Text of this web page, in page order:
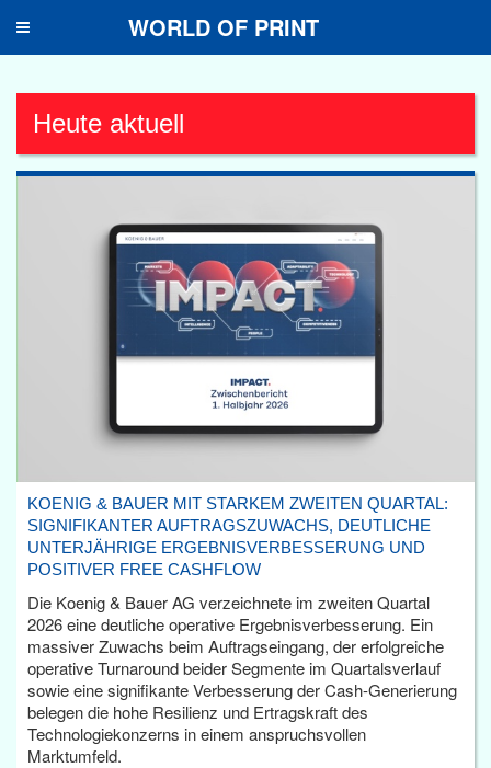
Toggle
WORLD OF PRINT
Heute aktuell
KOENIG & BAUER MIT STARKEM ZWEITEN QUARTAL:
SIGNIFIKANTER AUFTRAGSZUWACHS, DEUTLICHE
UNTERJÄHRIGE ERGEBNISVERBESSERUNG UND
POSITIVER FREE CASHFLOW
Die Koenig & Bauer AG verzeichnete im zweiten Quartal
2026 eine deutliche operative Ergebnisverbesserung. Ein
massiver Zuwachs beim Auftragseingang, der erfolgreiche
operative Turnaround beider Segmente im Quartalsverlauf
sowie eine signifikante Verbesserung der Cash-Generierung
belegen die hohe Resilienz und Ertragskraft des
Technologiekonzerns in einem anspruchsvollen
Marktumfeld.